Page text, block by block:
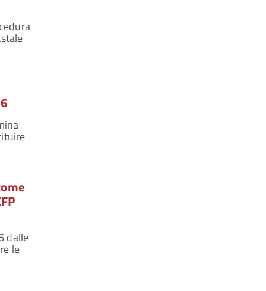
dalle
le